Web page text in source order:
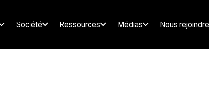
Société Ressources Médias Nous rejoindre